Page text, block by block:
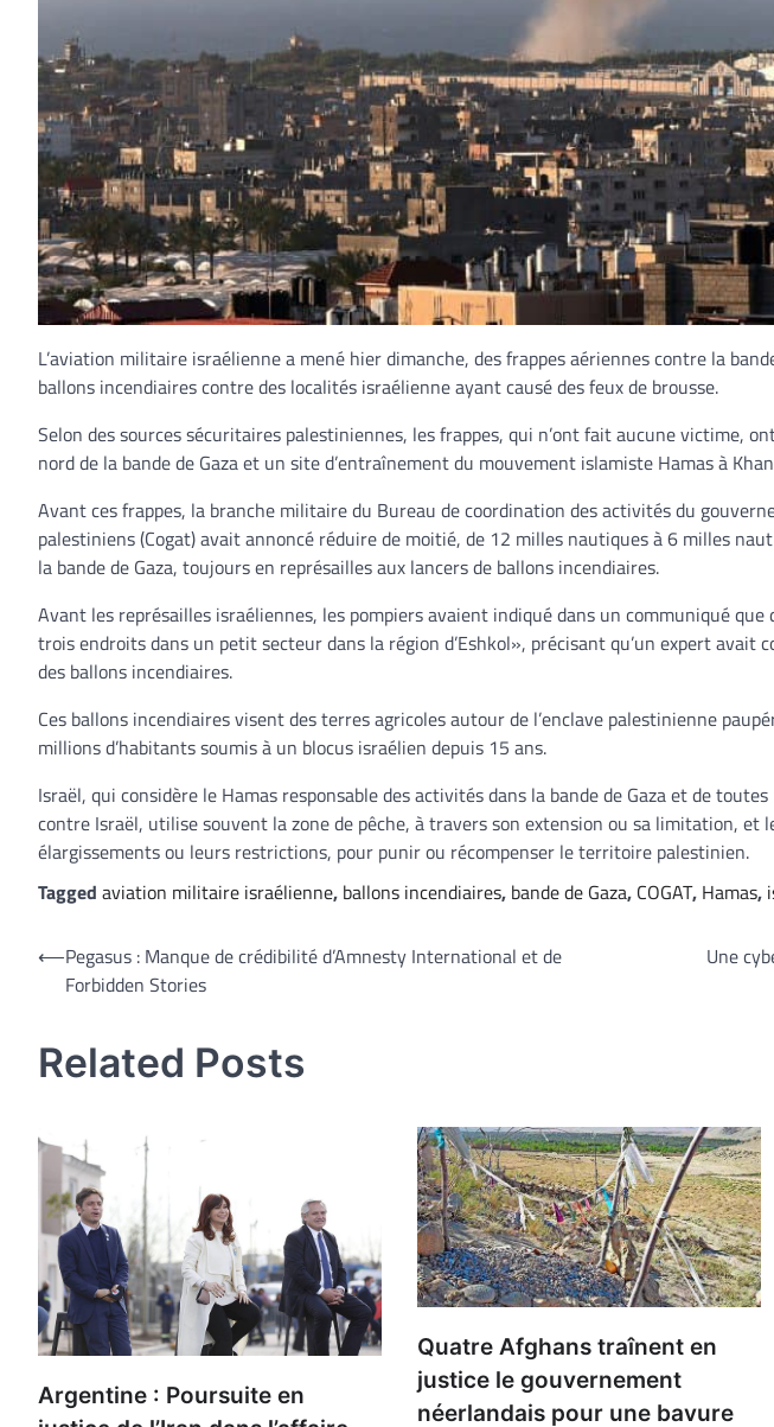
L’aviation militaire israélienne a mené hier dimanche, des frappes aériennes contre la
ballons incendiaires contre des localités israélienne ayant causé des feux de brousse.
Selon des sources sécuritaires palestiniennes, les frappes, qui n’ont fait aucune victime,
nord de la bande de Gaza et un site d’entraînement du mouvement islamiste Hamas à
Avant ces frappes, la branche militaire du Bureau de coordination des activités du
palestiniens (Cogat) avait annoncé réduire de moitié, de 12 milles nautiques à 6 milles
la bande de Gaza, toujours en représailles aux lancers de ballons incendiaires.
Avant les représailles israéliennes, les pompiers avaient indiqué dans un communiqué
trois endroits dans un petit secteur dans la région d’Eshkol», précisant qu’un expert avait
des ballons incendiaires.
Ces ballons incendiaires visent des terres agricoles autour de l’enclave palestinienne
millions d’habitants soumis à un blocus israélien depuis 15 ans.
Israël, qui considère le Hamas responsable des activités dans la bande de Gaza et de
contre Israël, utilise souvent la zone de pêche, à travers son extension ou sa limitation, et
élargissements ou leurs restrictions, pour punir ou récompenser le territoire palestinien.
Tagged aviation militaire israélienne, ballons incendiaires, bande de Gaza, COGAT, Hamas,
Navigation
⟵Pegasus : Manque de crédibilité d’Amnesty International et de
Forbidden Stories
Une
Related Posts
Argentine : Poursuite en
Quatre Afghans traînent en
justice le gouvernement
néerlandais pour une bavure